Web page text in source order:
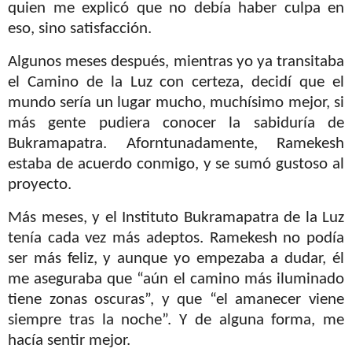
quien me explicó que no debía haber culpa en
eso, sino satisfacción.
Algunos meses después, mientras yo ya transitaba
el Camino de la Luz con certeza, decidí que el
mundo sería un lugar mucho, muchísimo mejor, si
más gente pudiera conocer la sabiduría de
Bukramapatra. Aforntunadamente, Ramekesh
estaba de acuerdo conmigo, y se sumó gustoso al
proyecto.
Más meses, y el Instituto Bukramapatra de la Luz
tenía cada vez más adeptos. Ramekesh no podía
ser más feliz, y aunque yo empezaba a dudar, él
me aseguraba que “aún el camino más iluminado
tiene zonas oscuras”, y que “el amanecer viene
siempre tras la noche”. Y de alguna forma, me
hacía sentir mejor.